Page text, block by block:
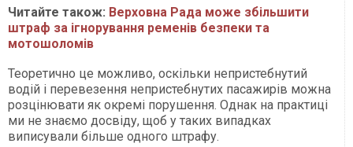
Читайте також: Верховна Рада може збільшити
штраф за ігнорування ременів безпеки та
мотошоломів
Теоретично це можливо, оскільки непристебнутий
водій і перевезення непристебнутих пасажирів можна
розцінювати як окремі порушення. Однак на практиці
ми не знаємо досвіду, щоб у таких випадках
виписували більше одного штрафу.